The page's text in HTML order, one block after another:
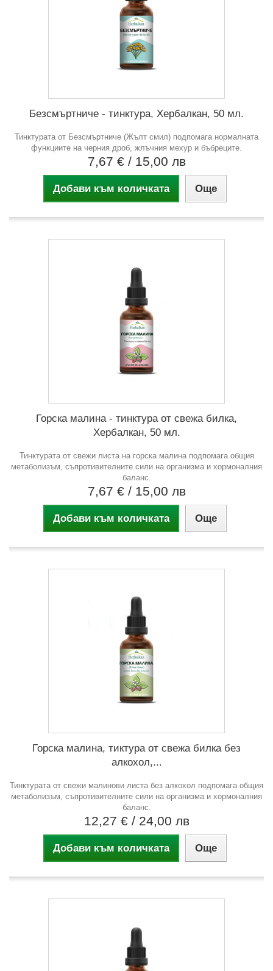
Безсмъртниче - тинктура, Хербалкан, 50 мл.
Тинктурата от Безсмъртниче (Жълт смил) подпомага нормалната
функциите на черния дроб, жлъчния мехур и бъбреците.
7,67 € / 15,00 лв
Добави към количката Още
Горска малина - тинктура от свежа билка,
Хербалкан, 50 мл.
Тинктурата от свежи листа на горска малина подпомага общия
метаболизъм, съпротивителните сили на организма и хормоналния
баланс.
7,67 € / 15,00 лв
Добави към количката Още
Горска малина, тиктура от свежа билка без
алкохол,...
Тинктурата от свежи малинови листа без алкохол подпомага общия
метаболизъм, съпротивителните сили на организма и хормоналния
баланс.
12,27 € / 24,00 лв
Добави към количката Още